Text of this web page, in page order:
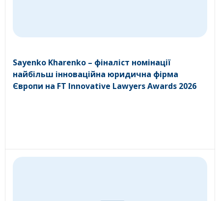
Sayenko Kharenko – фіналіст номінації
найбільш інноваційна юридична фірма
Європи на FT Innovative Lawyers Awards 2026